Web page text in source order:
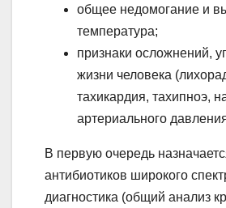
общее недомогание и
температура;
признаки осложнений,
жизни человека
тахикардия, тахипноэ,
артериального
В первую очередь
антибиотиков широкого
диагностика (общий анализ